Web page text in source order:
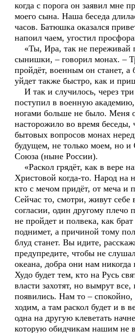
когда с порога он заявил мне
моего сына. Наша беседа
часов. Батюшка оказался
напоил чаем, угостил
«Ты, Ира, так не переживай
сынишки, – говорил монах. –
пройдёт, военным он станет, а
уйдет также быстро, как и
И так и случилось, через
поступил в военную
ногами больше не было. Меня
насторожило во время беседы,
бытовых вопросов монах
будущем, не только моем, но и
Союза (ныне России).
«Раскол грядёт, как в вере
Христовой когда-то. Народ на
кто с мечом придёт, от меча и
Сейчас то, смотри, живут себе
согласии, один другому плечо
не пройдет и полвека, как
поднимет, а причиной тому
блуд станет. Вы идите,
предупредите, чтобы не
океана, добра они нам никогда
Худо будет тем, кто на Русь
власти захотят, но вымрут все,
появились. Нам то –
ходим, а там раскол будет и в
одна на другую клеветать
которую обидчикам нашим не